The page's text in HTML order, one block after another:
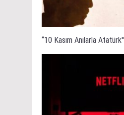
“10 Kasım Anılarla Atatürk''